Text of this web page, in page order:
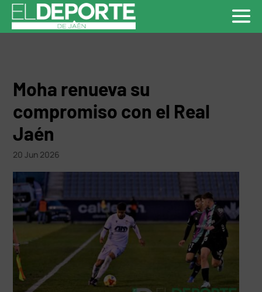
Moha renueva su
compromiso con el Real
Jaén
20 Jun 2026